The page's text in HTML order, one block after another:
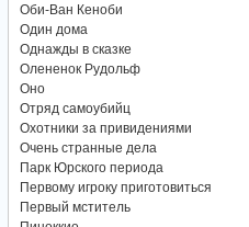
Оби-Ван Кеноби
Один дома
Однажды в сказке
Олененок Рудольф
Оно
Отряд самоубийц
Охотники за привидениями
Очень странные дела
Парк Юрского периода
Первому игроку приготовиться
Первый мститель